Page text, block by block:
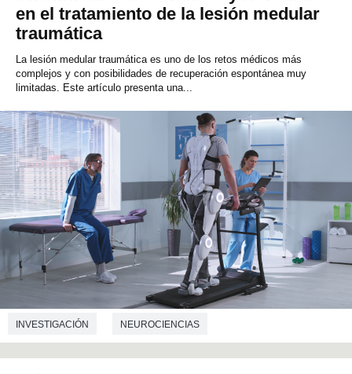
en el tratamiento de la lesión medular
traumática
La lesión medular traumática es uno de los retos médicos más
complejos y con posibilidades de recuperación espontánea muy
limitadas. Este artículo presenta una...
INVESTIGACIÓN NEUROCIENCIAS